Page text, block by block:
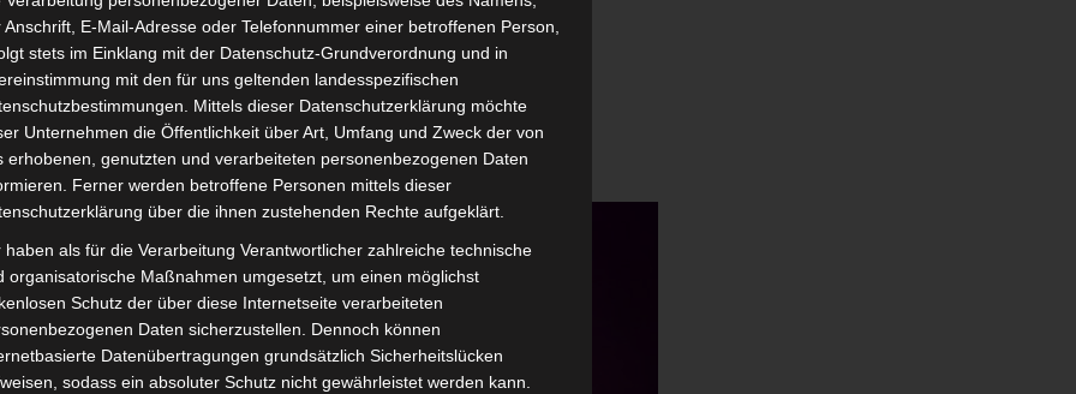
Ihr Lieben,
frohes neues Jahr
Anschrift, E-Mail-Adresse oder Telefonnummer einer betroffenen Person,
stets im Einklang mit der Datenschutz-Grundverordnung und in
mit den für uns geltenden landesspezifischen
Mittels dieser Datenschutzerklärung möchte
Unternehmen die Öffentlichkeit über Art, Umfang und Zweck der von
erhobenen, genutzten und verarbeiteten personenbezogenen Daten
Ferner werden betroffene Personen mittels dieser
über die ihnen zustehenden Rechte aufgeklärt.
haben als für die Verarbeitung Verantwortlicher zahlreiche technische
organisatorische Maßnahmen umgesetzt, um einen möglichst
Schutz der über diese Internetseite verarbeiteten
Daten sicherzustellen. Dennoch können
Datenübertragungen grundsätzlich Sicherheitslücken
sodass ein absoluter Schutz nicht gewährleistet werden kann.